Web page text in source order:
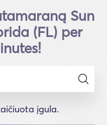
Sun
(FL) per
įgula.